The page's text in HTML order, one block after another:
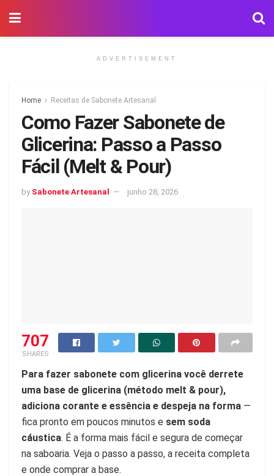
ADVERTISEMENT
Home Receitas de Sabonete Artesanal
Como Fazer Sabonete de
Glicerina: Passo a Passo
Fácil (Melt & Pour)
by Sabonete Artesanal junho 28, 2026
707
SHARES
Para fazer sabonete com glicerina você derrete
uma base de glicerina (método melt & pour),
adiciona corante e essência e despeja na forma —
fica pronto em poucos minutos e sem soda
cáustica. É a forma mais fácil e segura de começar
na saboaria. Veja o passo a passo, a receita completa
e onde comprar a base.